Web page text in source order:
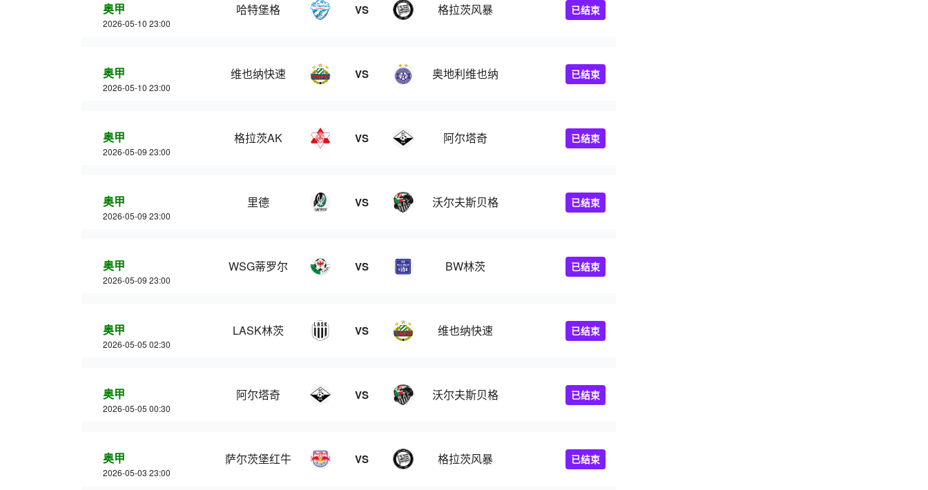
奥甲
2026-05-10 23:00
哈特堡格 VS 格拉茨风暴 已结束
奥甲
2026-05-10 23:00
维也纳快速 VS 奥地利维也纳 已结束
奥甲
2026-05-09 23:00
格拉茨AK VS 阿尔塔奇 已结束
奥甲
2026-05-09 23:00
里德 VS 沃尔夫斯贝格 已结束
奥甲
2026-05-09 23:00
WSG蒂罗尔 VS BW林茨 已结束
奥甲
2026-05-05 02:30
LASK林茨 VS 维也纳快速 已结束
奥甲
2026-05-05 00:30
阿尔塔奇 VS 沃尔夫斯贝格 已结束
奥甲
2026-05-03 23:00
萨尔茨堡红牛 VS 格拉茨风暴 已结束